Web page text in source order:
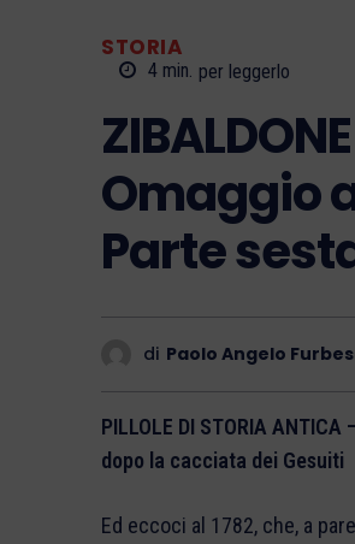
STORIA
4 min. per leggerlo
Omaggio
Parte
di Paolo Angelo
PILLOLE DI STORIA
dopo la cacciata dei Gesuiti
Ed eccoci al 1782, che, a